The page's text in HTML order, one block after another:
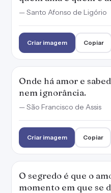
— Santo Afonso de Ligório
Criar imagem Copiar
Onde há amor e
nem ignorância.
— São Francisco de Assis
Criar imagem Copiar
O segredo é que o
momento em que se